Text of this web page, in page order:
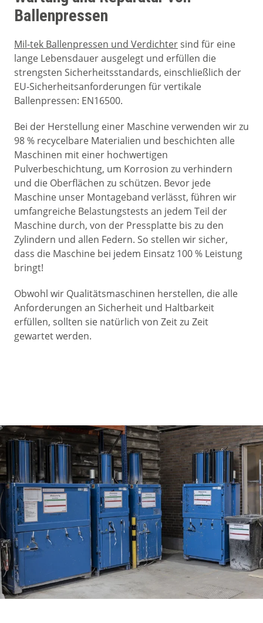
Ballenpressen
Mil-tek Ballenpressen und Verdichtersind für eine
lange Lebensdauer ausgelegt und erfüllen die
strengsten Sicherheitsstandards, einschließlich der
EU-Sicherheitsanforderungen für vertikale
Ballenpressen: EN16500.
Bei der Herstellung einer Maschine verwenden wir zu
98 % recycelbare Materialien und beschichten alle
Maschinen mit einer hochwertigen
Pulverbeschichtung, um Korrosion zu verhindern
und die Oberflächen zu schützen. Bevor jede
Maschine unser Montageband verlässt, führen wir
umfangreiche Belastungstests an jedem Teil der
Maschine durch, von der Pressplatte bis zu den
Zylindern und allen Federn. So stellen wir sicher,
dass die Maschine bei jedem Einsatz 100 % Leistung
bringt!
Obwohl wir Qualitätsmaschinen herstellen, die alle
Anforderungen an Sicherheit und Haltbarkeit
erfüllen, sollten sie natürlich von Zeit zu Zeit
gewartet werden.